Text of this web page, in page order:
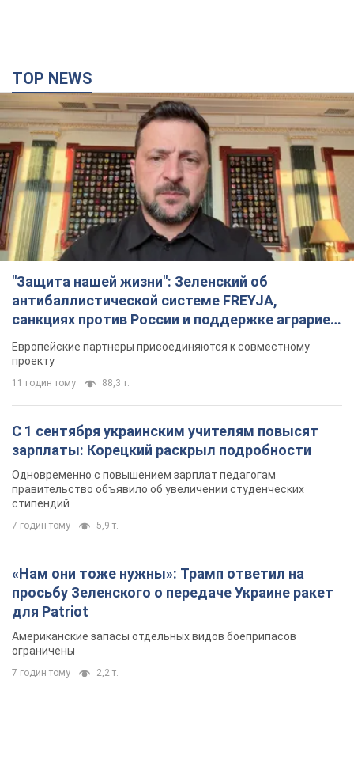
TOP NEWS
"Защита нашей жизни": Зеленский об
антибаллистической системе FREYJA,
санкциях против России и поддержке аграриев.
Видео
Европейские партнеры присоединяются к совместному
проекту
11 годин тому 88,3 т.
С 1 сентября украинским учителям повысят
зарплаты: Корецкий раскрыл подробности
Одновременно с повышением зарплат педагогам
правительство объявило об увеличении студенческих
стипендий
7 годин тому 5,9 т.
«Нам они тоже нужны»: Трамп ответил на
просьбу Зеленского о передаче Украине ракет
для Patriot
Американские запасы отдельных видов боеприпасов
ограничены
7 годин тому 2,2 т.